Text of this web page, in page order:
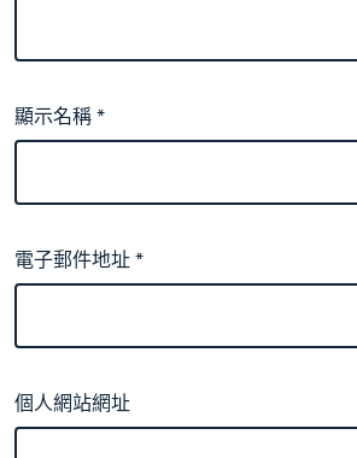
顯示名稱*
電子郵件地址*
個人網站網址